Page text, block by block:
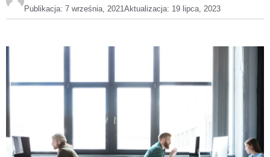
Publikacja: 7 września, 2021Aktualizacja: 19 lipca, 2023